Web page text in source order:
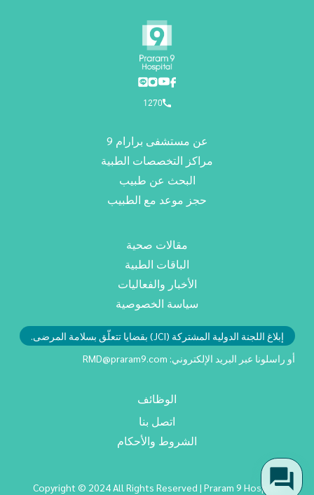
1270
عن مستشفى برارام 9
مراكز التخصصات الطبية
البحث عن طبيب
حجز موعد مع الطبيب
مقالات صحية
الباقات الطبية
الأخبار والفعاليات
سياسة الخصوصية
إبلاغ اللجنة الدولية المشتركة (JCI) بقضايا تتعلّق بسلامة المرضى.
أو راسلونا عبر البريد الإلكتروني: RMD@praram9.com
الوظائف
اتصل بنا
الشروط والأحكام
Copyright © 2024 All Rights Reserved | Praram 9 Hospital